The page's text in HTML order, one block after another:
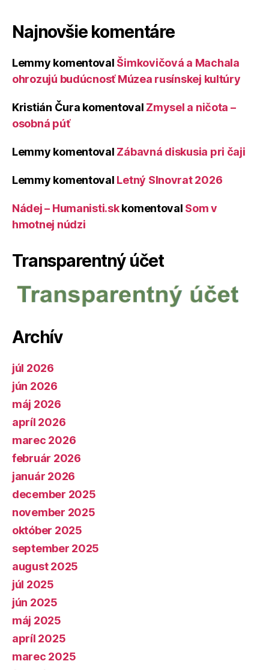
Najnovšie komentáre
Lemmy komentoval Šimkovičová a Machala
ohrozujú budúcnosť Múzea rusínskej kultúry
Kristián Čura komentoval Zmysel a ničota –
osobná púť
Lemmy komentoval Zábavná diskusia pri čaji
Lemmy komentoval Letný Slnovrat 2026
Nádej – Humanisti.skkomentoval Som v
hmotnej núdzi
Transparentný účet
Archív
júl 2026
jún 2026
máj 2026
apríl 2026
marec 2026
február 2026
január 2026
december 2025
november 2025
október 2025
september 2025
august 2025
júl 2025
jún 2025
máj 2025
apríl 2025
marec 2025